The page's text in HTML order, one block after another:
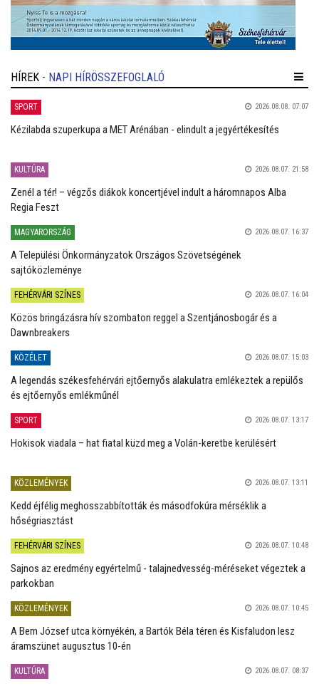
HÍREK - NAPI HÍRÖSSZEFOGLALÓ
SPORT 2026.08.08. 07:07
Kézilabda szuperkupa a MET Arénában - elindult a jegyértékesítés
KULTÚRA 2026.08.07. 21:58
Zenél a tér! – végzős diákok koncertjével indult a háromnapos Alba
Regia Feszt
MAGYARORSZÁG 2026.08.07. 16:37
A Települési Önkormányzatok Országos Szövetségének
sajtóközleménye
FEHÉRVÁRI SZÍNES 2026.08.07. 16:04
Közös bringázásra hív szombaton reggel a Szentjánosbogár és a
Dawnbreakers
KÖZÉLET 2026.08.07. 15:03
A legendás székesfehérvári ejtőernyős alakulatra emlékeztek a repülős
és ejtőernyős emlékműnél
SPORT 2026.08.07. 13:17
Hokisok viadala – hat fiatal küzd meg a Volán-keretbe kerülésért
KÖZLEMÉNYEK 2026.08.07. 13:11
Kedd éjfélig meghosszabbították és másodfokúra mérséklik a
hőségriasztást
FEHÉRVÁRI SZÍNES 2026.08.07. 10:48
Sajnos az eredmény egyértelmű - talajnedvesség-méréseket végeztek a
parkokban
KÖZLEMÉNYEK 2026.08.07. 10:45
A Bem József utca környékén, a Bartók Béla téren és Kisfaludon lesz
áramszünet augusztus 10-én
KULTÚRA 2026.08.07. 08:37